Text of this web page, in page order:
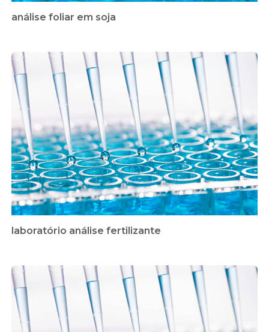
análise foliar em soja
laboratório análise fertilizante